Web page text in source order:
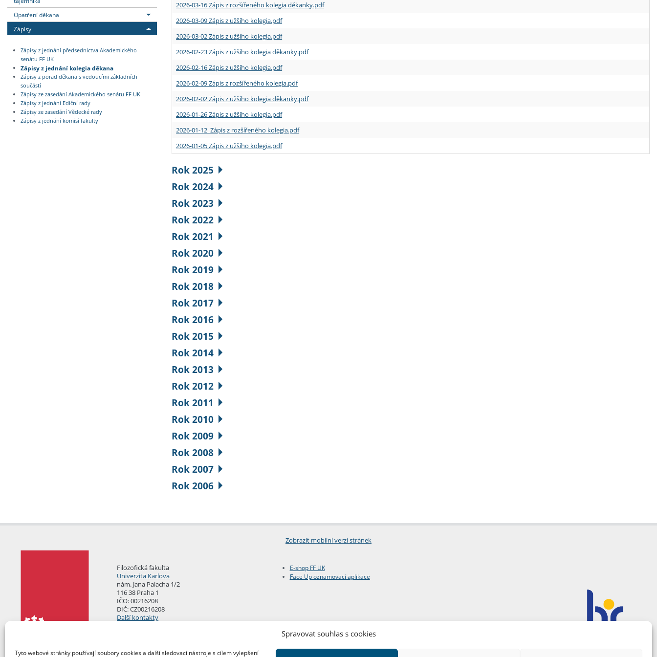
Spravovat souhlas s cookies
Tyto webové stránky používají soubory cookies a další sledovací nástroje s cílem vylepšení
Opatření děkana
Zápisy
Zápisy z jednání předsednictva Akademického
senátu FF UK
Zápisy z jednání kolegia děkana
Zápisy z porad děkana s vedoucími základních
součástí
Zápisy ze zasedání Akademického senátu FF UK
Zápisy z jednání Ediční rady
Zápisy ze zasedání Vědecké rady
Zápisy z jednání komisí fakulty
2026-03-16 Zápis z rozšířeného kolegia děkanky.pdf
2026-03-09 Zápis z užšího kolegia.pdf
2026-03-02 Zápis z užšího kolegia.pdf
2026-02-23 Zápis z užšího kolegia děkanky.pdf
2026-02-16 Zápis z užšího kolegia.pdf
2026-02-09 Zápis z rozšířeného kolegia.pdf
2026-02-02 Zápis z užšího kolegia děkanky.pdf
2026-01-26 Zápis z užšího kolegia.pdf
2026-01-12 Zápis z rozšířeného kolegia.pdf
2026-01-05 Zápis z užšího kolegia.pdf
Rok 2025
Rok 2024
Rok 2023
Rok 2022
Rok 2021
Rok 2020
Rok 2019
Rok 2018
Rok 2017
Rok 2016
Rok 2015
Rok 2014
Rok 2013
Rok 2012
Rok 2011
Rok 2010
Rok 2009
Rok 2008
Rok 2007
Rok 2006
Zobrazit mobilní verzi stránek
Filozofická fakulta
Univerzita Karlova
nám. Jana Palacha 1/2
116 38 Praha 1
IČO: 00216208
DIČ: CZ00216208
Další kontakty
E-shop FF UK
Face Up oznamovací aplikace